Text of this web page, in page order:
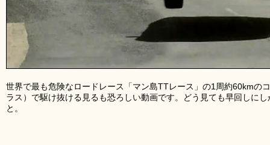
世界で最も危険なロードレース「マン島TTレース」の1周約60kmの
ラス）で駆け抜ける見るも恐ろしい動画です。どう見ても早回しに
と。